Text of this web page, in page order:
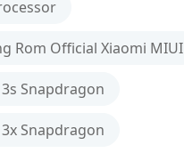
Rom Official Xiaomi MIUI
Snapdragon
Snapdragon